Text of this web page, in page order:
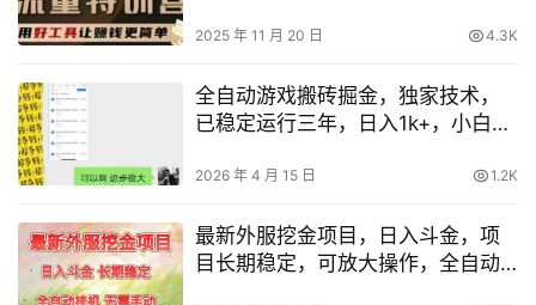
2025 年 11 月 20 日 4.3K
全自动游戏搬砖掘金，独家技术，
已稳定运行三年，日入1k+，小白闭
2026 年 4 月 15 日 1.2K
最新外服挖金项目，日入斗金，项
目长期稳定，可放大操作，全自动